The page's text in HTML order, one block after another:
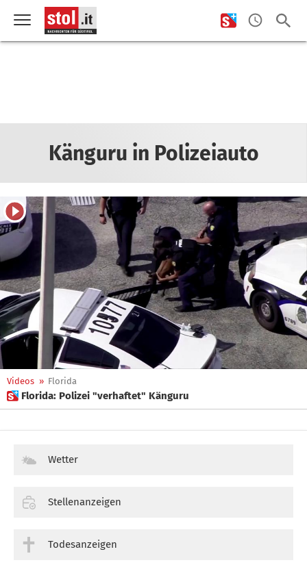
Känguru in Polizeiauto
Videos » Florida
 Florida: Polizei "verhaftet" Känguru
Wetter
Stellenanzeigen
Todesanzeigen